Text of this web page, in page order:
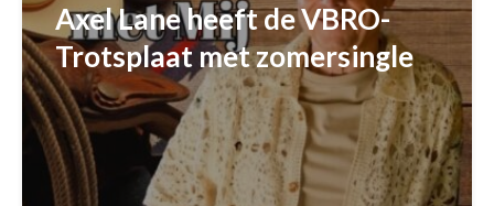
Axel Lane heeft de VBRO-
Trotsplaat met zomersingle